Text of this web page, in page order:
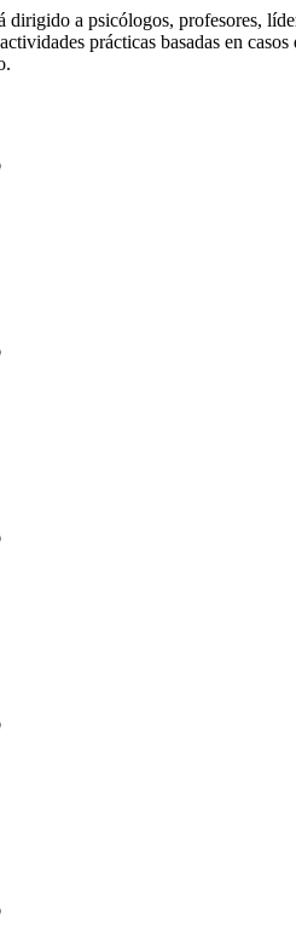
a psicólogos, profesores,
prácticas basadas en